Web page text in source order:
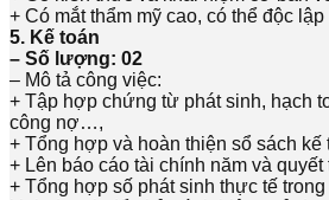
+ Có mắt thẩm mỹ cao, có thể độc
5. Kế toán
– Số lượng: 02
– Mô tả công việc:
+ Tập hợp chứng từ phát sinh, hạch
công nợ…,
+ Tổng hợp và hoàn thiện sổ sách kế
+ Lên báo cáo tài chính năm và quyết
+ Tổng hợp số phát sinh thực tế